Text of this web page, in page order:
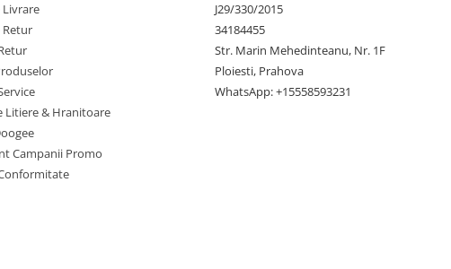
Livrare
Retur
Litiere & Hranitoare
Campanii Promo
J29/330/2015
34184455
Str. Marin Mehedinteanu, Nr. 1F
Ploiesti, Prahova
WhatsApp: +15558593231